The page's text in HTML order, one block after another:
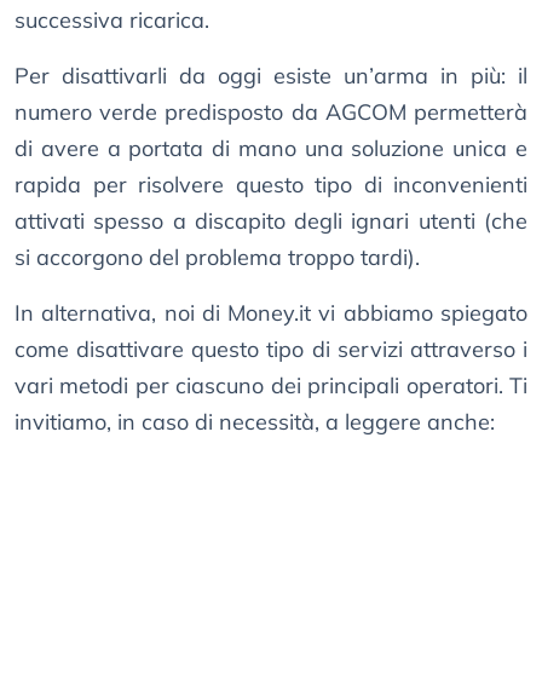
successiva ricarica.
Per disattivarli da oggi esiste un’arma in più: il
numero verde predisposto da AGCOM permetterà
di avere a portata di mano una soluzione unica e
rapida per risolvere questo tipo di inconvenienti
attivati spesso a discapito degli ignari utenti (che
si accorgono del problema troppo tardi).
In alternativa, noi di Money.it vi abbiamo spiegato
come disattivare questo tipo di servizi attraverso i
vari metodi per ciascuno dei principali operatori. Ti
invitiamo, in caso di necessità, a leggere anche: